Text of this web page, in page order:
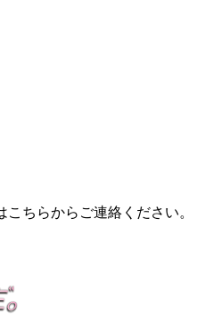
ちらからご連絡ください。